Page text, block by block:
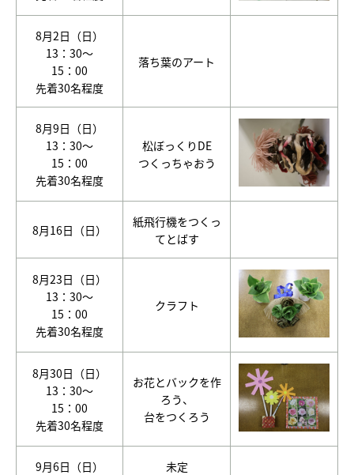
8月2日（日）
13：30～
15：00
先着30名程度
落ち葉のアート
8月9日（日）
13：30～
15：00
先着30名程度
松ぼっくりDE
つくっちゃおう
8月16日（日）
紙飛行機をつくっ
てとばす
8月23日（日）
13：30～
15：00
先着30名程度
クラフト
8月30日（日）
13：30～
15：00
先着30名程度
お花とバックを作
ろう、
台をつくろう
9月6日（日） 未定